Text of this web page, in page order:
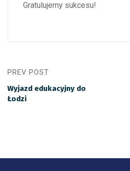
Gratulujemy sukcesu!
PREV POST
Wyjazd edukacyjny do
Łodzi